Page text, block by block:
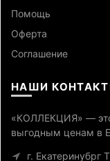
Помощь
Оферта
Cоглашение
НАШИ
«КОЛЛЕКЦИЯ» —
выгодным ценам в
г. Екатеринубрг